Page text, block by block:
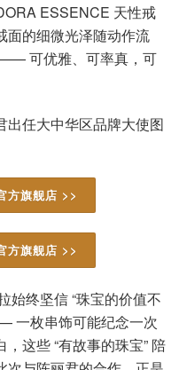
ESSENCE 天性戒
面的细微光泽随动作流
可优雅、可率真，可
方旗舰店 >>
方旗舰店 >>
始终坚信 “珠宝的价值不
一枚串饰可能纪念一次
这些 “有故事的珠宝” 陪